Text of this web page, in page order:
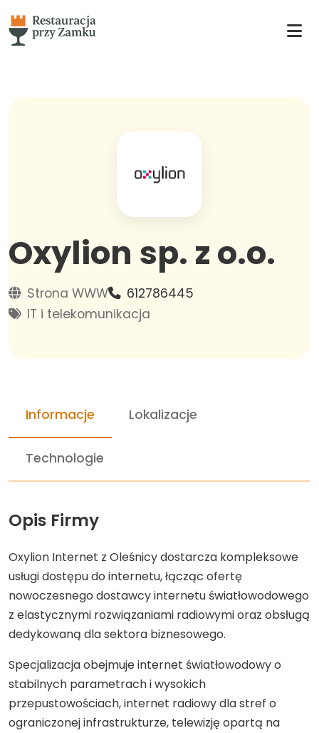
Oxylion sp. z o.o.
Strona WWW
612786445
IT i telekomunikacja
Informacje Lokalizacje
Technologie
Opis Firmy
Oxylion Internet z Oleśnicy dostarcza kompleksowe
usługi dostępu do internetu, łącząc ofertę
nowoczesnego dostawcy internetu światłowodowego
z elastycznymi rozwiązaniami radiowymi oraz obsługą
dedykowaną dla sektora biznesowego.
Specjalizacja obejmuje internet światłowodowy o
stabilnych parametrach i wysokich
przepustowościach, internet radiowy dla stref o
ograniczonej infrastrukturze, telewizję opartą na